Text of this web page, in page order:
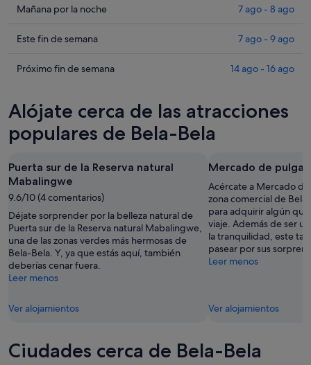
precios
Bela-
para
6
-
ago
Comprueba
precios
Bela-
mañana
la
7
ago
-
8
ago
Mañana por la noche 7 ago - 8 ago
Comprueba
precios
Bela
para
este
de
semana,
7
ago
-
9
ago
Este fin de semana 7 ago - 9 ago
Comprueba
en
Bela-
Bela
el
próximo
fin
de
semana,
14
ago
-
ago
Próximo fin de semana 14 ago - 16 ago
Alójate cerca de las atracciones
populares de Bela-Bela
Puerta sur de la Reserva natural
Mabalingwe
9.6/10 (4 comentarios)
Déjate sorprender por la belleza natural de
Puerta sur de la Reserva natural Mabalingwe,
una de las zonas verdes más hermosas de
Bela-Bela. Y, ya que estás aquí, también
deberías cenar fuera.
Leer menos
Ver alojamientos
Mercado de pulgas
Acércate a Mercado
zona comercial de
para adquirir algún
viaje. Además de ser
la tranquilidad, este
pasear por sus
Leer menos
Ver alojamientos
Ciudades cerca de Bela-Bela